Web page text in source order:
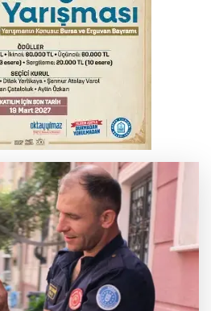
1. FC Nürnberg’in resmi
oldu
suç örgütlerine' dev operasyon
minyatür sanatıyla
taşınacak